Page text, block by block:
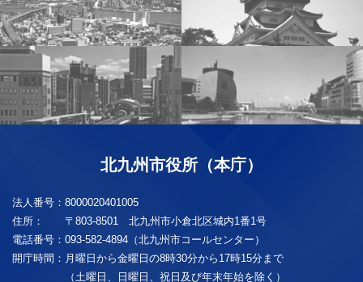
北九州市役所（本庁）
法人番号： 8000020401005
住所：
〒803-8501 北九州市小倉北区城内1番1号
電話番号： 093-582-4894（北九州市コールセンター）
開庁時間： 月曜日から金曜日の8時30分から17時15分まで
（土曜日、日曜日、祝日及び年末年始を除く）